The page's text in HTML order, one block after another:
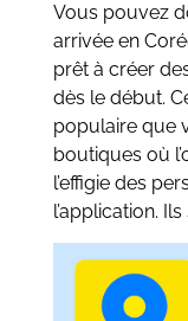
Vous pouvez
arrivée en
prêt à créer
dès le début.
populaire que
boutiques où
l’effigie des
l’application.